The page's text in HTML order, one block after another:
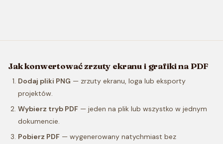
Jak konwertować zrzuty ekranu i grafiki na PDF
Dodaj pliki PNG — zrzuty ekranu, loga lub eksporty
projektów.
Wybierz tryb PDF — jeden na plik lub wszystko w jednym
dokumencie.
Pobierz PDF — wygenerowany natychmiast bez